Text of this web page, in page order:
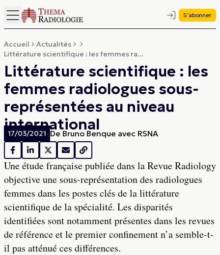
S'abonner
Accueil
Actualités
Littérature scientifique : les femmes ra...
Littérature scientifique : les
femmes radiologues sous-
représentées au niveau
international
17/03/2021 De Bruno Benque avec RSNA
Une étude française publiée dans la Revue Radiology
objective une sous-représentation des radiologues
femmes dans les postes clés de la littérature
scientifique de la spécialité. Les disparités
identifiées sont notamment présentes dans les revues
de référence et le premier confinement n’a semble-t-
il pas atténué ces différences.